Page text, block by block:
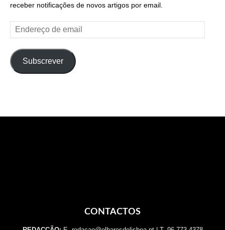
receber notificações de novos artigos por email.
Endereço
de
Subscrever
CONTACTOS